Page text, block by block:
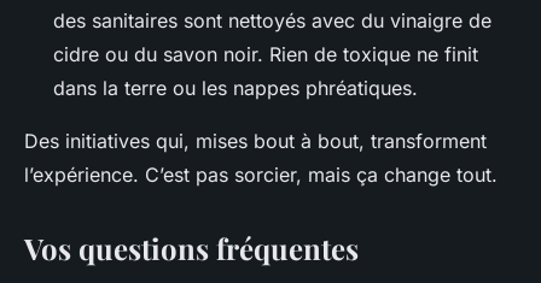
des sanitaires sont nettoyés avec du vinaigre de
cidre ou du savon noir. Rien de toxique ne finit
dans la terre ou les nappes phréatiques.
Des initiatives qui, mises bout à bout, transforment
l’expérience. C’est pas sorcier, mais ça change tout.
Vos questions fréquentes